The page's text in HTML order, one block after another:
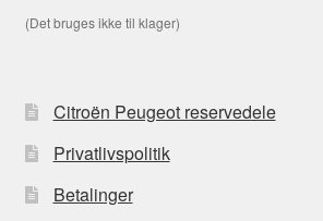
(Det bruges ikke til klager)
Citroën Peugeot reservedele
Privatlivspolitik
Betalinger